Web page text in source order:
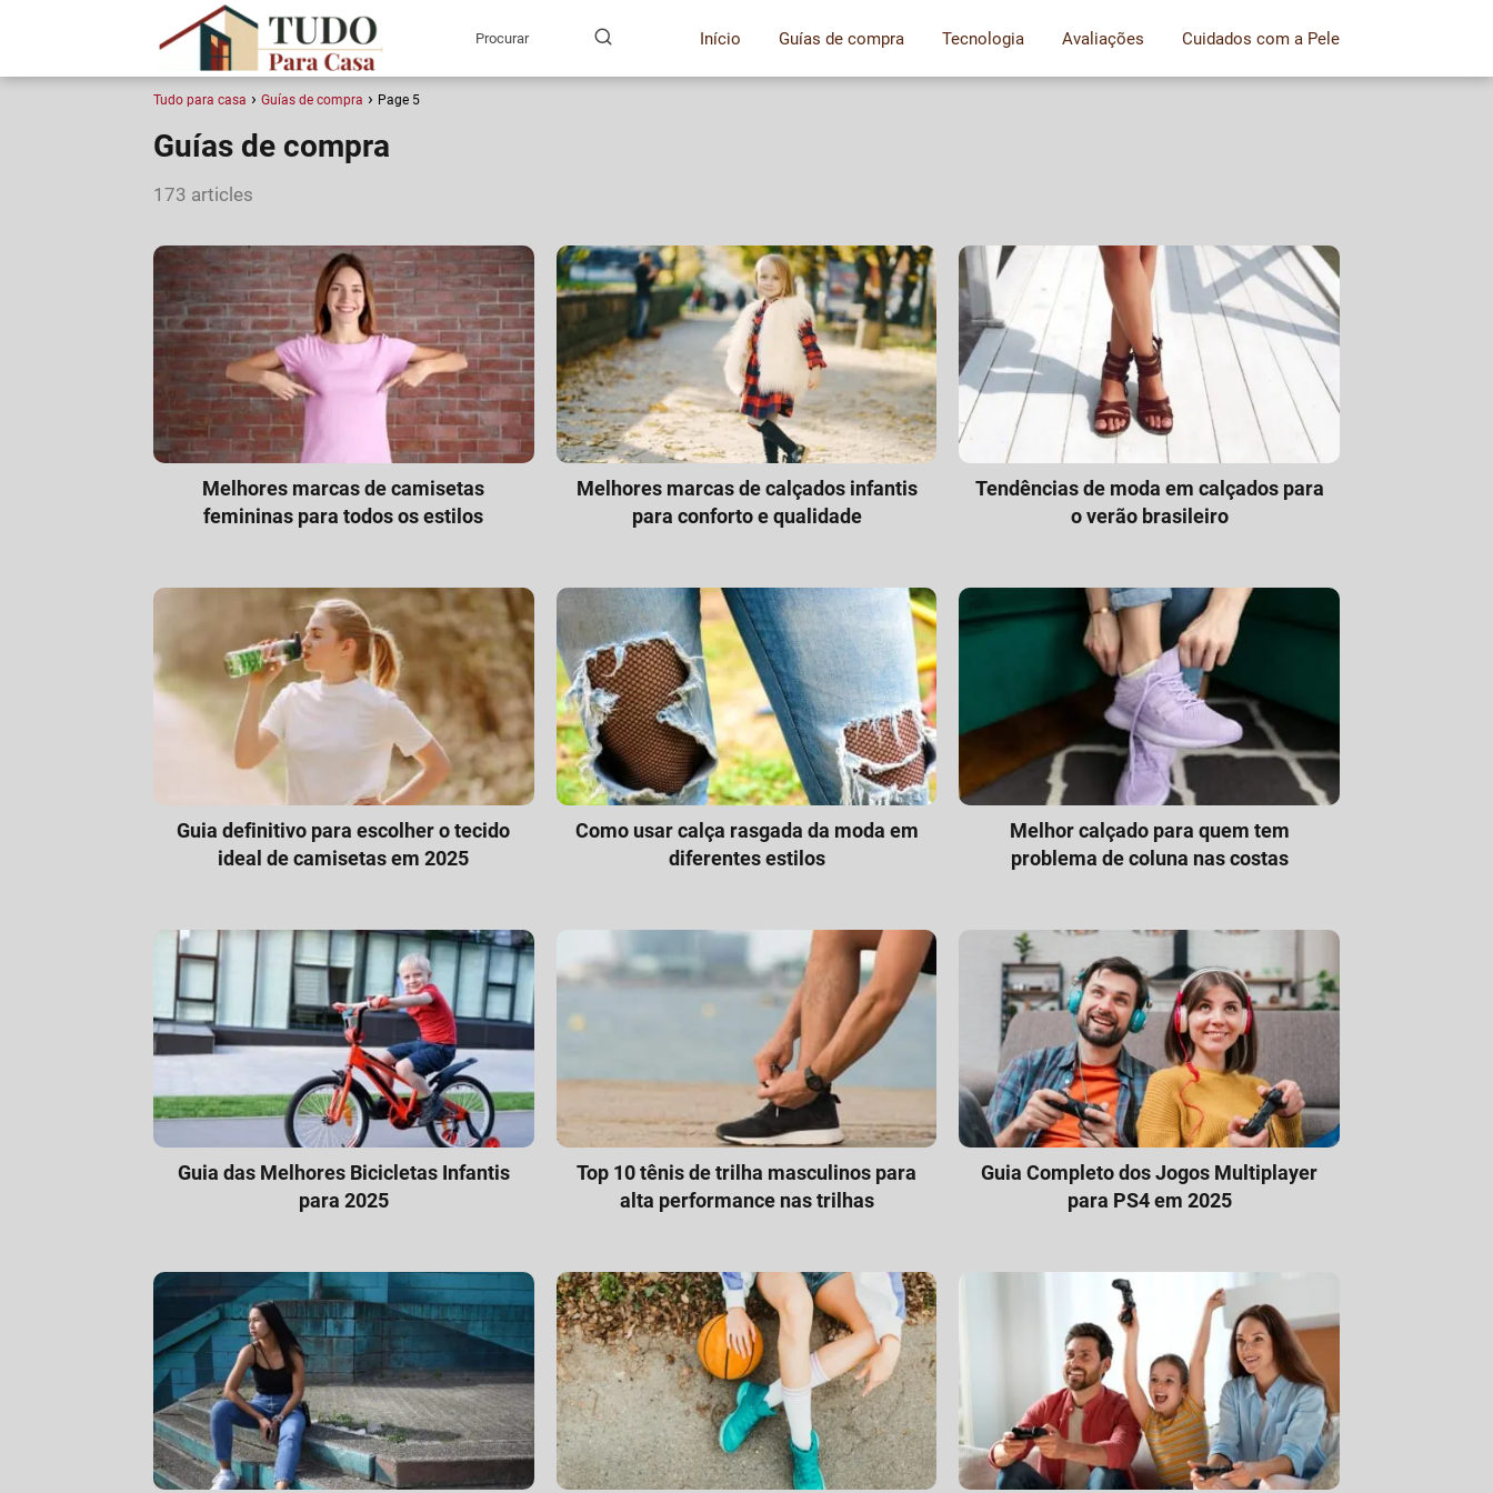
Início Guías de compra Tecnologia Avaliações Cuidados com a Pele
Tudo para casa Guías de compra Page 5
Guías de compra
173 articles
Melhores marcas de camisetas
femininas para todos os estilos
Melhores marcas de calçados infantis
para conforto e qualidade
Tendências de moda em calçados para
o verão brasileiro
Guia definitivo para escolher o tecido
ideal de camisetas em 2025
Como usar calça rasgada da moda em
diferentes estilos
Melhor calçado para quem tem
problema de coluna nas costas
Guia das Melhores Bicicletas Infantis
para 2025
Top 10 tênis de trilha masculinos para
alta performance nas trilhas
Guia Completo dos Jogos Multiplayer
para PS4 em 2025